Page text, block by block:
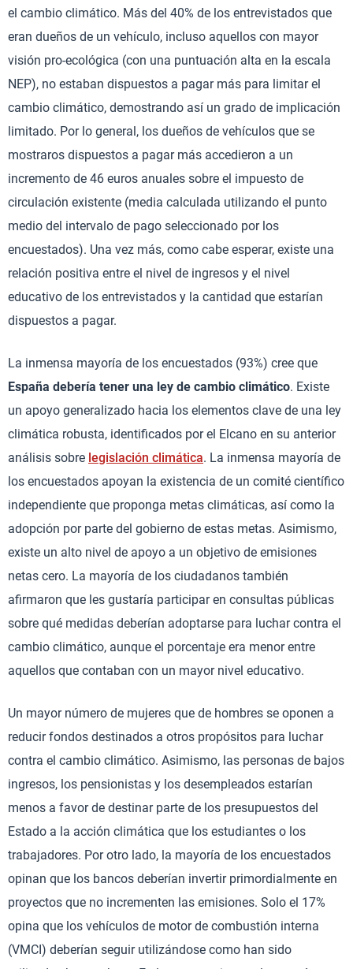
el cambio climático. Más del 40% de los entrevistados que
eran dueños de un vehículo, incluso aquellos con mayor
visión pro-ecológica (con una puntuación alta en la escala
NEP), no estaban dispuestos a pagar más para limitar el
cambio climático, demostrando así un grado de implicación
limitado. Por lo general, los dueños de vehículos que se
mostraros dispuestos a pagar más accedieron a un
incremento de 46 euros anuales sobre el impuesto de
circulación existente (media calculada utilizando el punto
medio del intervalo de pago seleccionado por los
encuestados). Una vez más, como cabe esperar, existe una
relación positiva entre el nivel de ingresos y el nivel
educativo de los entrevistados y la cantidad que estarían
dispuestos a pagar.
La inmensa mayoría de los encuestados (93%) cree que
España debería tener una ley de cambio climático. Existe
un apoyo generalizado hacia los elementos clave de una ley
climática robusta, identificados por el Elcano en su anterior
análisis sobre legislación climática. La inmensa mayoría de
los encuestados apoyan la existencia de un comité científico
independiente que proponga metas climáticas, así como la
adopción por parte del gobierno de estas metas. Asimismo,
existe un alto nivel de apoyo a un objetivo de emisiones
netas cero. La mayoría de los ciudadanos también
afirmaron que les gustaría participar en consultas públicas
sobre qué medidas deberían adoptarse para luchar contra el
cambio climático, aunque el porcentaje era menor entre
aquellos que contaban con un mayor nivel educativo.
Un mayor número de mujeres que de hombres se oponen a
reducir fondos destinados a otros propósitos para luchar
contra el cambio climático. Asimismo, las personas de bajos
ingresos, los pensionistas y los desempleados estarían
menos a favor de destinar parte de los presupuestos del
Estado a la acción climática que los estudiantes o los
trabajadores. Por otro lado, la mayoría de los encuestados
opinan que los bancos deberían invertir primordialmente en
proyectos que no incrementen las emisiones. Solo el 17%
opina que los vehículos de motor de combustión interna
(VMCI) deberían seguir utilizándose como han sido